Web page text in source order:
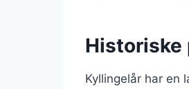
Historiske
Kyllingelår har en